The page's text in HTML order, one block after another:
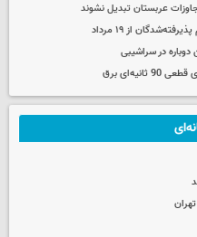
عربستان تبدیل نشوند
از ۱۹ مرداد
در سراشیبی
برق